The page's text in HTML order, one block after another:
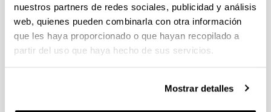
nuestros partners de redes sociales, publicidad y análisis
web, quienes pueden combinarla con otra información
que les haya proporcionado o que hayan recopilado a
partir del uso que haya hecho de sus servicios.
Mostrar detalles
Esteban
Año 2017
Luzapena onartu zitzaigun eta
beraz proiektuaren epea